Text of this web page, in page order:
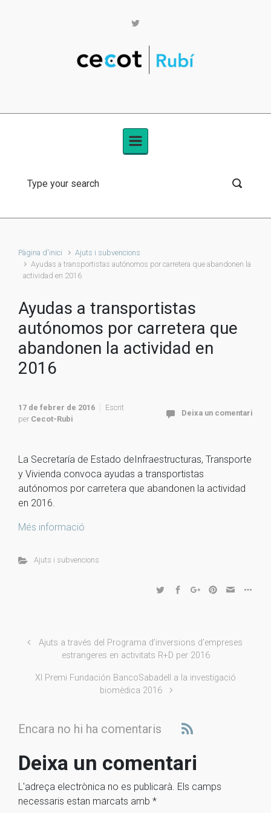
Pàgina d'inici
Ajuts i subvencions
Ayudas a transportistas autónomos por carretera que abandonen la
actividad en 2016
Ayudas a transportistas
autónomos por carretera que
abandonen la actividad en
2016
17 de febrer de 2016
Escrit
per Cecot-Rubi
Deixa un comentari
La Secretaría de Estado deInfraestructuras, Transporte
y Vivienda convoca ayudas a transportistas
autónomos por carretera que abandonen la actividad
en 2016.
Més informació
Ajuts i subvencions
Ajuts a través del Programa d’inversions d’empreses
estrangeres en activitats R+D per 2016
XI Premi Fundación BancoSabadell a la investigació
biomèdica 2016
Encara no hi ha comentaris
Deixa un comentari
L'adreça electrònica no es publicarà. Els camps
necessaris estan marcats amb *